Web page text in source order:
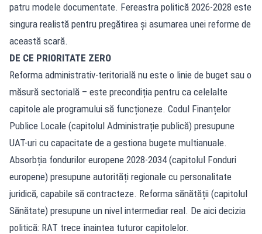
patru modele documentate. Fereastra politică 2026-2028 este
singura realistă pentru pregătirea și asumarea unei reforme de
această scară.
DE CE PRIORITATE ZERO
Reforma administrativ-teritorială nu este o linie de buget sau o
măsură sectorială – este precondiția pentru ca celelalte
capitole ale programului să funcționeze. Codul Finanțelor
Publice Locale (capitolul Administrație publică) presupune
UAT-uri cu capacitate de a gestiona bugete multianuale.
Absorbția fondurilor europene 2028-2034 (capitolul Fonduri
europene) presupune autorități regionale cu personalitate
juridică, capabile să contracteze. Reforma sănătății (capitolul
Sănătate) presupune un nivel intermediar real. De aici decizia
politică: RAT trece înaintea tuturor capitolelor.